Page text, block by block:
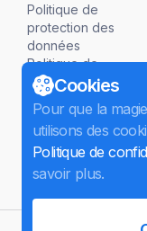
Politique de
protection des
données
Politique de
remboursement
Cookies
Pour que la
utilisons des
Politique de
savoir plus.